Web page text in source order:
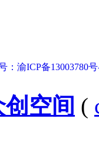
：渝ICP备13003780
空间 (